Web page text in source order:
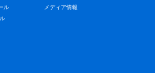
ル
メディア情報